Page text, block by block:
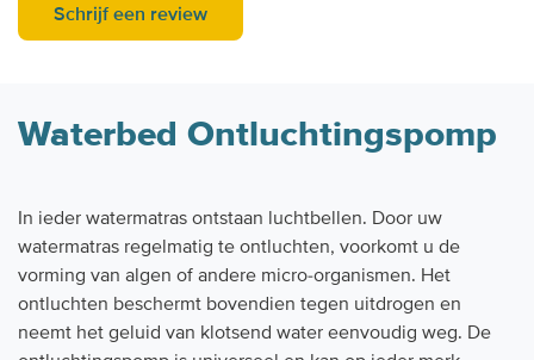
Schrijf een review
Waterbed Ontluchtingspomp
In ieder watermatras ontstaan luchtbellen. Door uw
watermatras regelmatig te ontluchten, voorkomt u de
vorming van algen of andere micro-organismen. Het
ontluchten beschermt bovendien tegen uitdrogen en
neemt het geluid van klotsend water eenvoudig weg. De